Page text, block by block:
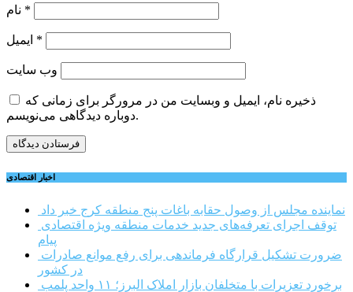
*
*
وب‌ سایت
ذخیره نام، ایمیل و وبسایت من در مرورگر برای زمانی که
دوباره دیدگاهی می‌نویسم.
اخبار اقتصادی
نماینده مجلس از وصول حقابه باغات پنج منطقه کرج خبر داد
پیام
در کشور